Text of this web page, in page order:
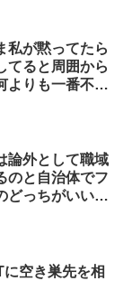
私が黙ってたら
てると周囲から
よりも一番不安
論外として職域
のと自治体でフ
どっちがいいん
空き巣先を相